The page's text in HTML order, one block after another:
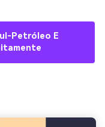
Petróleo E